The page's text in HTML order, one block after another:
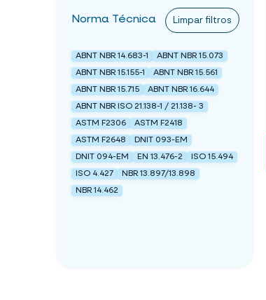
Norma Técnica Limpar filtros
ABNT NBR 14.683-1
ABNT NBR 15.073
ABNT NBR 15.155-1
ABNT NBR 15.561
ABNT NBR 15.715
ABNT NBR 16.644
ABNT NBR ISO 21.138-1 / 21.138- 3
ASTM F2306
ASTM F2418
ASTM F2648
DNIT 093-EM
DNIT 094-EM
EN 13.476-2
ISO 15.494
ISO 4.427
NBR 13.897/13.898
NBR 14.462